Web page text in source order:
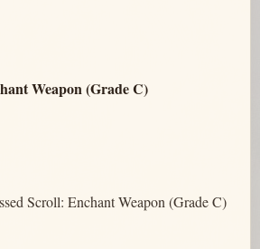
Weapon (Grade C)
Scroll: Enchant Weapon (Grade C)